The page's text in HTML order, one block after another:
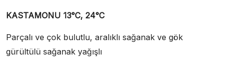
KASTAMONU 13°C, 24°C
Parçalı ve çok bulutlu, aralıklı sağanak ve gök
gürültülü sağanak yağışlı